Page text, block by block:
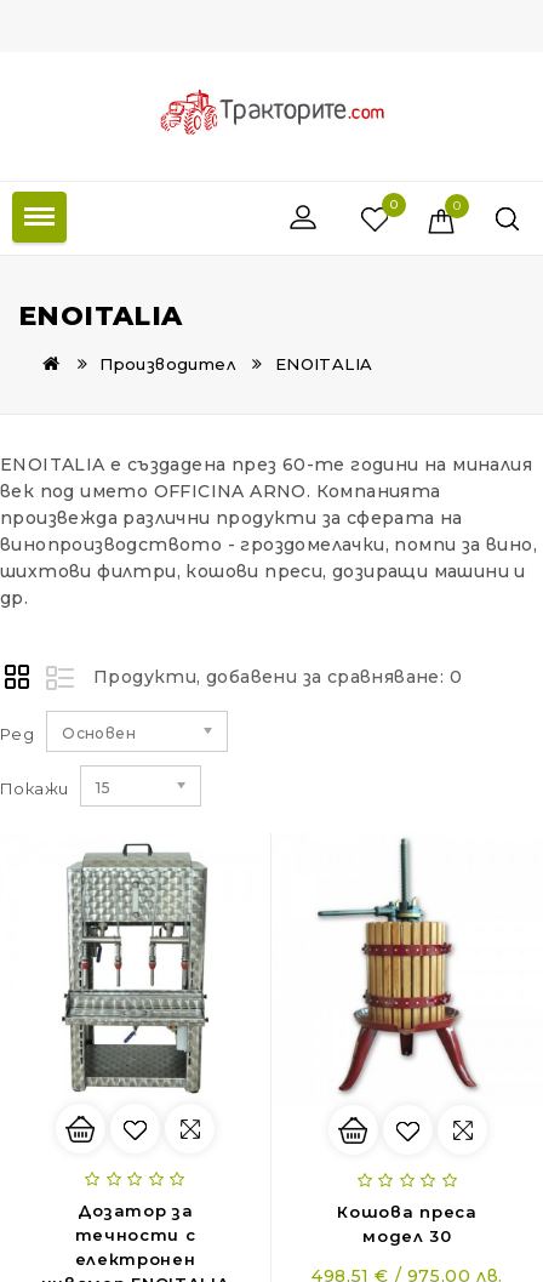
0 0
ENOITALIA
Производител ENOITALIA
ENOITALIA е създадена през 60-те години на миналия
век под името OFFICINA ARNO. Компанията
произвежда различни продукти за сферата на
винопроизводството - гроздомелачки, помпи за вино,
шихтови филтри, кошови преси, дозиращи машини и
др.
Продукти, добавени за сравняване: 0
Ред Основен
Покажи 15
Дозатор за
течности с
електронен
Кошова преса
модел 30
498,51 € / 975,00 лв.